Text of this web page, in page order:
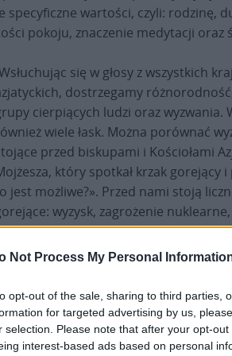
Not Process My Personal
opt-out of the sale, sharing to third parties,
for targeted advertising by us,
selection. Please note that after your opt-
interest-based ads based on personal
specyficzne wartości, czyli: rodzinę,
pokoju, znaczenie medytacji oraz
się w głosy z wszystkich
dostrzegamy
cierpiących ludzi oraz wyzwania.
wiele łask. Można porównać
przed biskupami i Kościołami
który spotkał krzak gorejący i
jest możliwe?». Przed nami stoją
wyzysk, zagrożenie nuklearne,
ludobójstwo ekonomiczne,
szkody wyrządzone przez
możliwe?». Mamy jednak
jesteśmy mniejszością w Azji,
kardynał Bo.